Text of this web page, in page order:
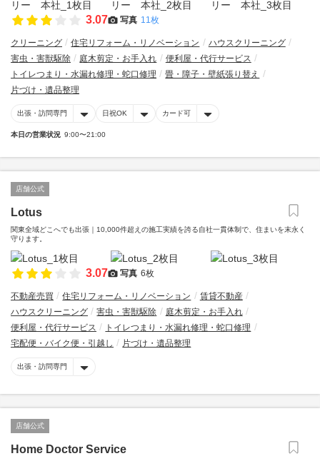
3.07 写真 11枚
クリーニング 住宅リフォーム・リノベーション
ハウスクリーニング
害虫・害獣駆除
庭木剪定・お手入れ
便利屋・代行サービス
トイレつまり・水漏れ修理・蛇口修理
畳・障子・壁紙張り替え
片づけ・遺品整理
出張・訪問専門 日祝OK カード可
本日の営業状況 9:00〜21:00
店舗公式
Lotus
関東全域どこへでも出張｜10,000件超えの施工実績を誇る自社一貫体制で、住まいを末永く
守ります。
3.07 写真 6枚
不動産売買 住宅リフォーム・リノベーション
賃貸不動産
ハウスクリーニング
害虫・害獣駆除
庭木剪定・お手入れ
便利屋・代行サービス
トイレつまり・水漏れ修理・蛇口修理
宅配便・バイク便・引越し
片づけ・遺品整理
出張・訪問専門
店舗公式
Home Doctor Service